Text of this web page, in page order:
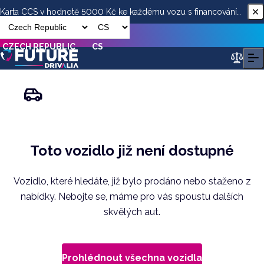
Karta CCS v hodnotě 5000 Kč ke každému vozu s financováním
od ESSOX
CZECH REPUBLIC CS
Toto vozidlo již není dostupné
Vozidlo, které hledáte, již bylo prodáno nebo staženo z
nabídky. Nebojte se, máme pro vás spoustu dalších
skvělých aut.
Prohlédnout všechna vozidla